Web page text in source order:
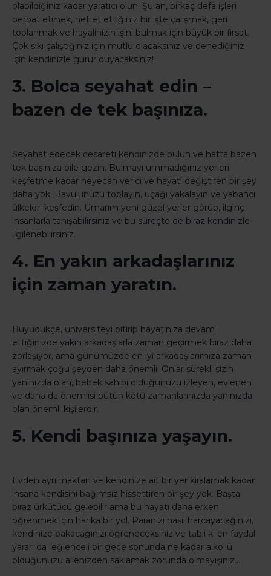
olabildiğiniz kadar yaratıcı olun. Şu an, birkaç defa işleri
berbat etmek, nefret ettiğiniz bir işte çalışmak, geri
toplanmak ve hayalinizin işini bulmak için büyük bir fırsat.
Çok sıkı çalıştığınız için mutlu olacaksınız ve denediğiniz
için kendinizle gurur duyacaksınız!
3. Bolca seyahat edin –
bazen de tek başınıza.
Seyahat edecek cesareti kendinizde bulun ve hatta bazen
tek başınıza bile gezin. Bulmayı ummadığınız yerleri
keşfetme kadar heyecan verici ve hayatı değiştiren bir şey
daha yok. Bavulunuzu toplayın, uçağı yakalayın ve yabancı
ülkeleri keşfedin. Umarım yeni güzel yerler görüp, ilginç
insanlarla tanışabilirsiniz ve bu süreçte de biraz kendinizle
ilgilenebilirsiniz.
4. En yakın arkadaşlarınız
için zaman yaratın.
Büyüdükçe, üniversiteyi bitirip hayatınıza devam
ettiğinizde yakın arkadaşlarla zaman geçirmek biraz daha
zorlaşıyor, ama günümüzde en iyi arkadaşlarımıza zaman
ayırmak çoğu şeyden daha önemli. Onlar sürekli sizin
yanınızda olan, bebek sahibi olduğunuzu izleyen, evlenen
ve daha da önemlisi bütün kötü zamanlarınızda yanınızda
olan önemli kişilerdir.
5. Kendi başınıza yaşayın.
Evden ayrılmaktan ve kendinize ait bir yer kiralamak kadar
insana kendisini bağımsız hissettiren bir şey yok. Başta
biraz ürkütücü gelebilir ama bu hayatı daha erken
öğrenmek için harika bir yol. Paranızı nasıl harcayacağınızı,
kendinize bakacağınızı öğreneceksiniz ve tabii ki en faydalı
yararı da eğlenceli bir gece sonunda ne kadar alkollü
olduğunuzu ailenizden saklamak zorunda olmayışınız…